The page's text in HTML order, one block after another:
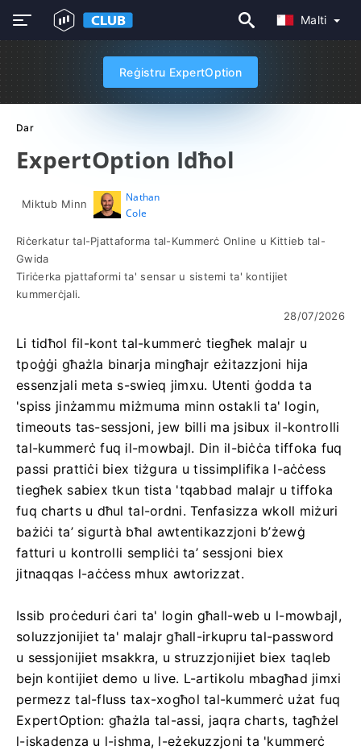
Malti
Reġistru ExpertOption
Dar
ExpertOption Idħol
Miktub Minn
Nathan
Cole
Riċerkatur tal-Pjattaforma tal-Kummerċ Online u Kittieb tal-
Gwida
Tiriċerka pjattaformi ta' sensar u sistemi ta' kontijiet
kummerċjali.
28/07/2026
Li tidħol fil-kont tal-kummerċ tiegħek malajr u
tpoġġi għażla binarja mingħajr eżitazzjoni hija
essenzjali meta s-swieq jimxu. Utenti ġodda ta
'spiss jinżammu miżmuma minn ostakli ta' login,
timeouts tas-sessjoni, jew billi ma jsibux il-kontrolli
tal-kummerċ fuq il-mowbajl. Din il-biċċa tiffoka fuq
passi prattiċi biex tiżgura u tissimplifika l-aċċess
tiegħek sabiex tkun tista 'tqabbad malajr u tiffoka
fuq charts u dħul tal-ordni. Tenfasizza wkoll miżuri
bażiċi ta’ sigurtà bħal awtentikazzjoni b’żewġ
fatturi u kontrolli sempliċi ta’ sessjoni biex
jitnaqqas l-aċċess mhux awtorizzat.
Issib proċeduri ċari ta' login għall-web u l-mowbajl,
soluzzjonijiet ta' malajr għall-irkupru tal-password
u sessjonijiet msakkra, u struzzjonijiet biex taqleb
bejn kontijiet demo u live. L-artikolu mbagħad jimxi
permezz tal-fluss tax-xogħol tal-kummerċ użat fuq
ExpertOption: għażla tal-assi, jaqra charts, tagħżel
l-iskadenza u l-ishma, l-eżekuzzjoni ta 'kummerċ